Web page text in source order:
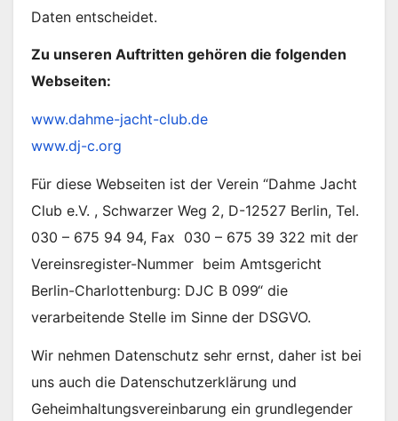
Daten entscheidet.
Zu unseren Auftritten gehören die folgenden
Webseiten:
www.dahme-jacht-club.de
www.dj-c.org
Für diese Webseiten ist der Verein “Dahme Jacht
Club e.V. , Schwarzer Weg 2, D-12527 Berlin, Tel.
030 – 675 94 94, Fax 030 – 675 39 322 mit der
Vereinsregister-Nummer beim Amtsgericht
Berlin-Charlottenburg: DJC B 099“ die
verarbeitende Stelle im Sinne der DSGVO.
Wir nehmen Datenschutz sehr ernst, daher ist bei
uns auch die Datenschutzerklärung und
Geheimhaltungsvereinbarung ein grundlegender